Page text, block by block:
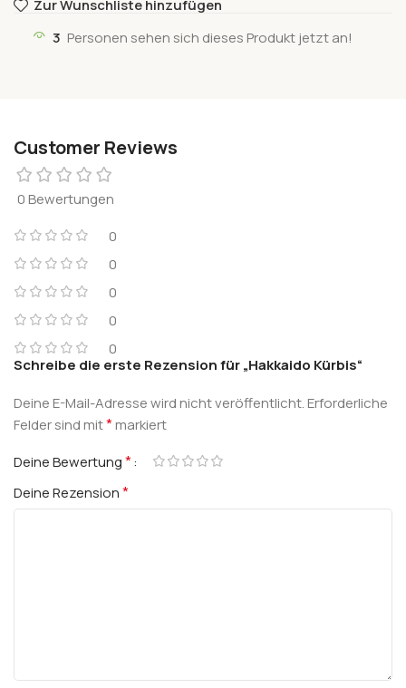
Zur Wunschliste hinzufügen
3 Personen sehen sich dieses Produkt jetzt an!
Customer Reviews
0 Bewertungen
0
0
0
0
0
Schreibe die erste Rezension für „Hakkaido Kürbis“
Deine E-Mail-Adresse wird nicht veröffentlicht.Erforderliche
Felder sind mit*markiert
Deine Bewertung*
Deine Rezension*